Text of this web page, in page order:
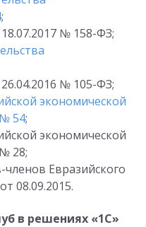
;
№ 158-ФЗ;
№ 105-ФЗ;
экономической
54;
экономической
28;
Евразийского
08.09.2015.
в решениях «1С»